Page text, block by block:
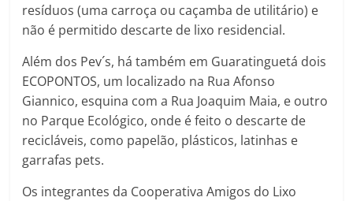
resíduos (uma carroça ou caçamba de utilitário) e
não é permitido descarte de lixo residencial.
Além dos Pev´s, há também em Guaratinguetá dois
ECOPONTOS, um localizado na Rua Afonso
Giannico, esquina com a Rua Joaquim Maia, e outro
no Parque Ecológico, onde é feito o descarte de
recicláveis, como papelão, plásticos, latinhas e
garrafas pets.
Os integrantes da Cooperativa Amigos do Lixo